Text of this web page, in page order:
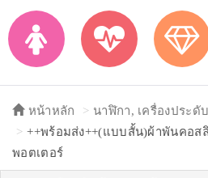
หน้าหลัก นาฬิกา, เครื่องประดับ
++พร้อมส่ง++(แบบสั้น)ผ้าพันคอส
พอตเตอร์